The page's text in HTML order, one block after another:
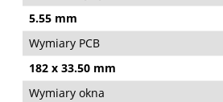
5.55 mm
Wymiary PCB
182 x 33.50 mm
Wymiary okna